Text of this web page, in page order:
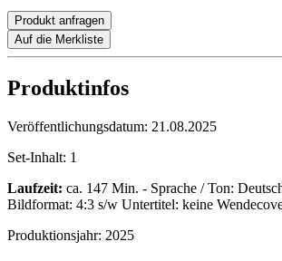
Produkt anfragen
Auf die Merkliste
Produktinfos
Veröffentlichungsdatum: 21.08.2025
Set-Inhalt: 1
Laufzeit: ca. 147 Min. - Sprache / Ton:
Bildformat: 4:3 s/w Untertitel: keine
Produktionsjahr: 2025